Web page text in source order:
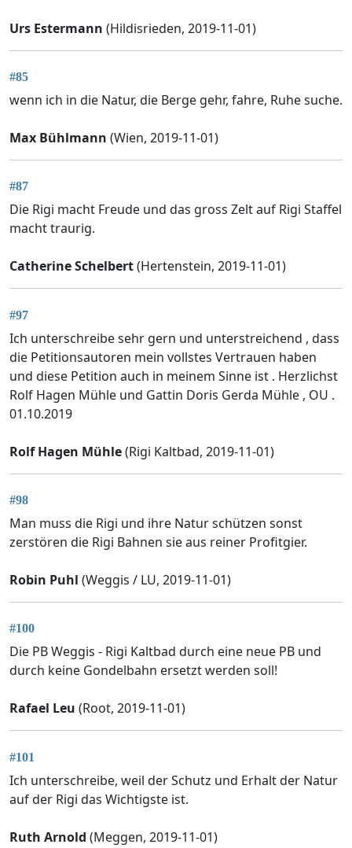
Urs Estermann (Hildisrieden, 2019-11-01)
#85
wenn ich in die Natur, die Berge gehr, fahre, Ruhe suche.
Max Bühlmann (Wien, 2019-11-01)
#87
Die Rigi macht Freude und das gross Zelt auf Rigi Staffel
macht traurig.
Catherine Schelbert(Hertenstein, 2019-11-01)
#97
Ich unterschreibe sehr gern und unterstreichend , dass
die Petitionsautoren mein vollstes Vertrauen haben
und diese Petition auch in meinem Sinne ist . Herzlichst
Rolf Hagen Mühle und Gattin Doris Gerda Mühle , OU .
01.10.2019
Rolf Hagen Mühle(Rigi Kaltbad, 2019-11-01)
#98
Man muss die Rigi und ihre Natur schützen sonst
zerstören die Rigi Bahnen sie aus reiner Profitgier.
Robin Puhl (Weggis / LU, 2019-11-01)
#100
Die PB Weggis - Rigi Kaltbad durch eine neue PB und
durch keine Gondelbahn ersetzt werden soll!
Rafael Leu (Root, 2019-11-01)
#101
Ich unterschreibe, weil der Schutz und Erhalt der Natur
auf der Rigi das Wichtigste ist.
Ruth Arnold (Meggen, 2019-11-01)